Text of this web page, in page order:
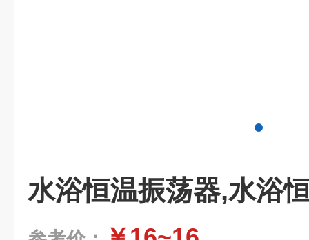
水浴恒温振荡器,水浴